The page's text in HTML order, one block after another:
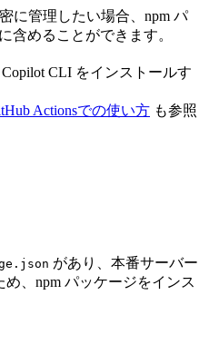
に管理したい場合、npm パ
含めることができます。
CLI をインストールす
Actionsでの使い方 も参照
があり、本番サーバー
め、npm パッケージをインス